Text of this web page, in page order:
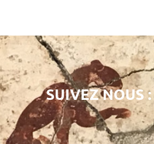
SUIVEZ NOUS :